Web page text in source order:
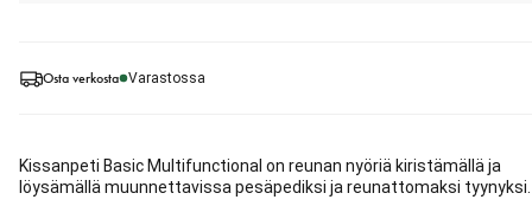
Osta verkosta Varastossa
Kissanpeti Basic Multifunctional on reunan nyöriä kiristämällä ja
löysämällä muunnettavissa pesäpediksi ja reunattomaksi tyynyksi.